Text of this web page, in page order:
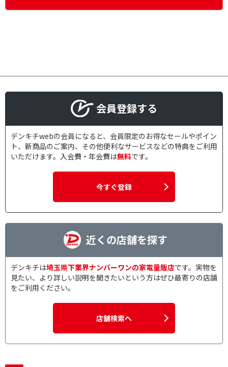
会員登録する
デンキチwebの会員になると、会員限定のお得なセールやポイン
ト、新商品のご案内、その他便利なサービスなどの特典をご利用
いただけます。入会費・年会費は無料です。
今すぐ登録
近くの店舗を探す
デンキチは埼玉県下業界ナンバーワンの家電量販店です。実物を
見たい、より詳しい説明を聞きたいという方はぜひ最寄りの店舗
をご利用ください。
店舗検索へ